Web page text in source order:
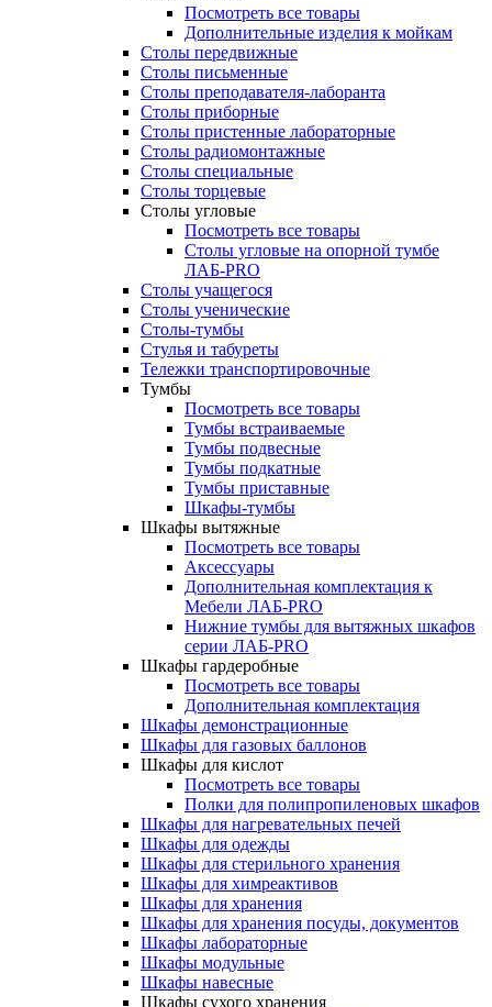
Посмотреть все товары
Дополнительные изделия к мойкам
Столы передвижные
Столы письменные
Столы преподавателя-лаборанта
Столы приборные
Столы пристенные лабораторные
Столы радиомонтажные
Столы специальные
Столы торцевые
Столы угловые
Посмотреть все товары
Столы угловые на опорной тумбе
ЛАБ-PRO
Столы учащегося
Столы ученические
Столы-тумбы
Стулья и табуреты
Тележки транспортировочные
Тумбы
Посмотреть все товары
Тумбы встраиваемые
Тумбы подвесные
Тумбы подкатные
Тумбы приставные
Шкафы-тумбы
Шкафы вытяжные
Посмотреть все товары
Аксессуары
Дополнительная комплектация к
Мебели ЛАБ-PRO
Нижние тумбы для вытяжных шкафов
серии ЛАБ-PRO
Шкафы гардеробные
Посмотреть все товары
Дополнительная комплектация
Шкафы демонстрационные
Шкафы для газовых баллонов
Шкафы для кислот
Посмотреть все товары
Полки для полипропиленовых шкафов
Шкафы для нагревательных печей
Шкафы для одежды
Шкафы для стерильного хранения
Шкафы для химреактивов
Шкафы для хранения
Шкафы для хранения посуды, документов
Шкафы лабораторные
Шкафы модульные
Шкафы навесные
Шкафы сухого хранения